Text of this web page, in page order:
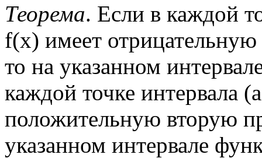
Теорема. Если в каждой
f(x) имеет
то на указанном
каждой точке интервала
положительную вторую
указанном интервале